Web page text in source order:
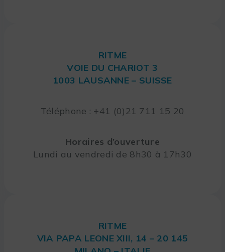
RITME
VOIE DU CHARIOT 3
1003 LAUSANNE – SUISSE
Téléphone : +41 (0)21 711 15 20
Horaires d’ouverture
Lundi au vendredi de 8h30 à 17h30
RITME
VIA PAPA LEONE XIII, 14 – 20 145